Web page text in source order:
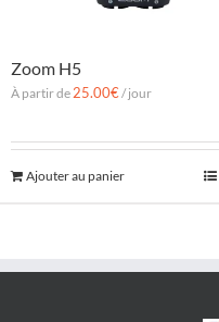
Zoom H5
À partir de 25.00€/ jour
Ajouter au panier